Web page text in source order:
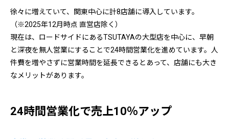
徐々に増えていて、関東中心に計8店舗に導入しています。
（※2025年12月時点 直営店除く）
現在は、ロードサイドにあるTSUTAYAの大型店を中心に、早朝
と深夜を無人営業にすることで24時間営業化を進めています。人
件費を増やさずに営業時間を延長できるとあって、店舗にも大き
なメリットがあります。
24時間営業化で売上10％アップ